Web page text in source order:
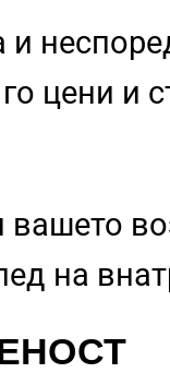
и
цени и
вашето
на